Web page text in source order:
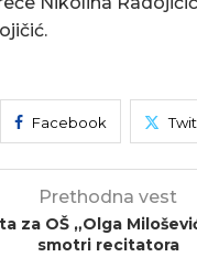
Facebook
Prethodna vest
za OŠ „Olga
smotri recitatora